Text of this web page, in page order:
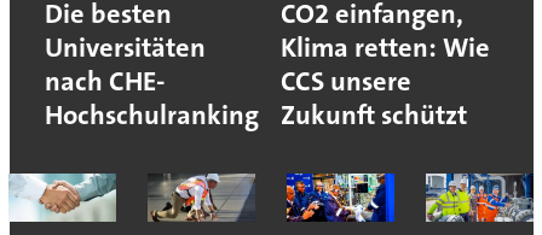
Die besten
Universitäten
nach CHE-
Hochschulranking
CO2 einfangen,
Klima retten: Wie
CCS unsere
Zukunft schützt